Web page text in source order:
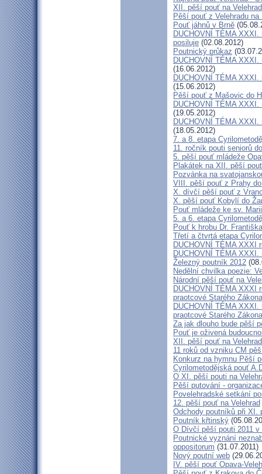
XII. pěší pouť na
Pěší pouť z Velehradu na
Pouť jáhnů v Brně
DUCHOVNÍ TÉMA
posiluje (02.08.2012)
Poutnický průkaz
DUCHOVNÍ TÉMA
(16.06.2012)
DUCHOVNÍ TÉMA
(15.06.2012)
Pěší pouť z Mašovic do
DUCHOVNÍ TÉMA
(19.05.2012)
DUCHOVNÍ TÉMA
(18.05.2012)
7. a 8. etapa
11. ročník pouti seniorů
5. pěší pouť mládeže
Plakátek na XII. pěší
Pozvánka na
VIII. pěší pouť z Prahy
X. dívčí pěší pouť z
X. pěší pouť Kobylí do
Pouť mládeže ke sv.
5. a 6. etapa
Pouť k hrobu Dr.
Třetí a čtvrtá etapa
DUCHOVNÍ TÉMA XXXI
DUCHOVNÍ TÉMA
Železný poutník 2012
Nedělní chvilka poezie:
Národní pěší pouť na
DUCHOVNÍ TÉMA XXXI
praotcové Starého Zákona
DUCHOVNÍ TÉMA
praotcové Starého Zákona
Za jak dlouho bude pěší
Pouť je oživená
XII. pěší pouť na
11 roků od vzniku CM
Konkurz na hymnu Pěší
Cyrilometodějská pouť
O XI. pěší pouti na
Pěší putování -
Povelehradské setkání
12. pěší pouť na Velehrad
Odchody poutníků při XI.
Poutník křtinský
O Dívčí pěší pouti 2011 v
Poutnické vyznání
oppositorum (31.07.2011)
Nový poutní web
IV. pěší pouť Opava-